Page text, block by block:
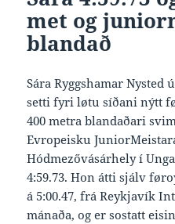
met og
blandað
Sára Ryggshamar
setti fyri løtu síðani nýtt
400 metra blandaðari
Evropeisku
Hódmezővásárhely í
4:59.73. Hon átti sjálv
á 5:00.47, frá Reykjavík
mánaða, og er sostatt